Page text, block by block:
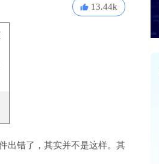
13.44k
出错了，其实并不是这样。其